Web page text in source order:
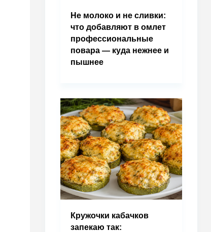
Не молоко и не сливки:
что добавляют в омлет
профессиональные
повара — куда нежнее и
пышнее
Кружочки кабачков
запекаю так: